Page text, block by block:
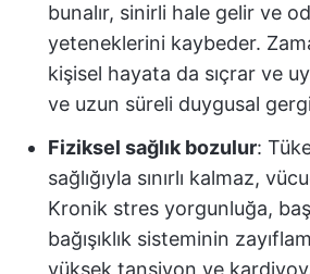
bunalır, sinirli hale gelir ve
yeteneklerini kaybeder.
kişisel hayata da sıçrar ve
ve uzun süreli duygusal
Fiziksel sağlık bozulur:
sağlığıyla sınırlı kalmaz,
Kronik stres yorgunluğa, baş
bağışıklık sisteminin
yüksek tansiyon ve